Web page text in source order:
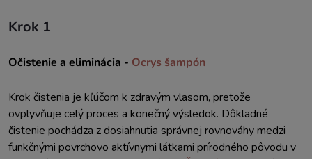
Krok 1
Očistenie a eliminácia - Ocrys šampón
Krok čistenia je kľúčom k zdravým vlasom, pretože
ovplyvňuje celý proces a konečný výsledok. Dôkladné
čistenie pochádza z dosiahnutia správnej rovnováhy medzi
funkčnými povrchovo aktívnymi látkami prírodného pôvodu v